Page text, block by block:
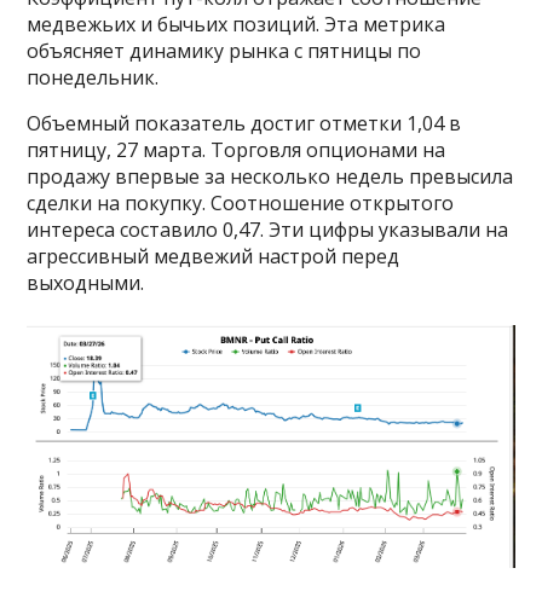
медвежьих и бычьих позиций. Эта метрика
объясняет динамику рынка с пятницы по
понедельник.
Объемный показатель достиг отметки 1,04 в
пятницу, 27 марта. Торговля опционами на
продажу впервые за несколько недель превысила
сделки на покупку. Соотношение открытого
интереса составило 0,47. Эти цифры указывали на
агрессивный медвежий настрой перед
выходными.